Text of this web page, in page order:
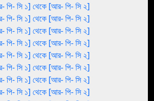
পি- সি ১] থেকে [আর- পি- সি ২]
পি- সি ১] থেকে [আর- পি- সি ২]
পি- সি ১] থেকে [আর- পি- সি ২]
পি- সি ১] থেকে [আর- পি- সি ২]
পি- সি ১] থেকে [আর- পি- সি ২]
পি- সি ১] থেকে [আর- পি- সি ২]
পি- সি ১] থেকে [আর- পি- সি ২]
পি- সি ১] থেকে [আর- পি- সি ২]